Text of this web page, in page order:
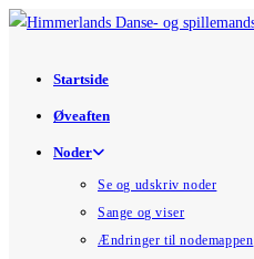
Skip
content Startside
Øveaften
Noder
Se og udskriv noder
Sange og viser
Ændringer til nodemappen